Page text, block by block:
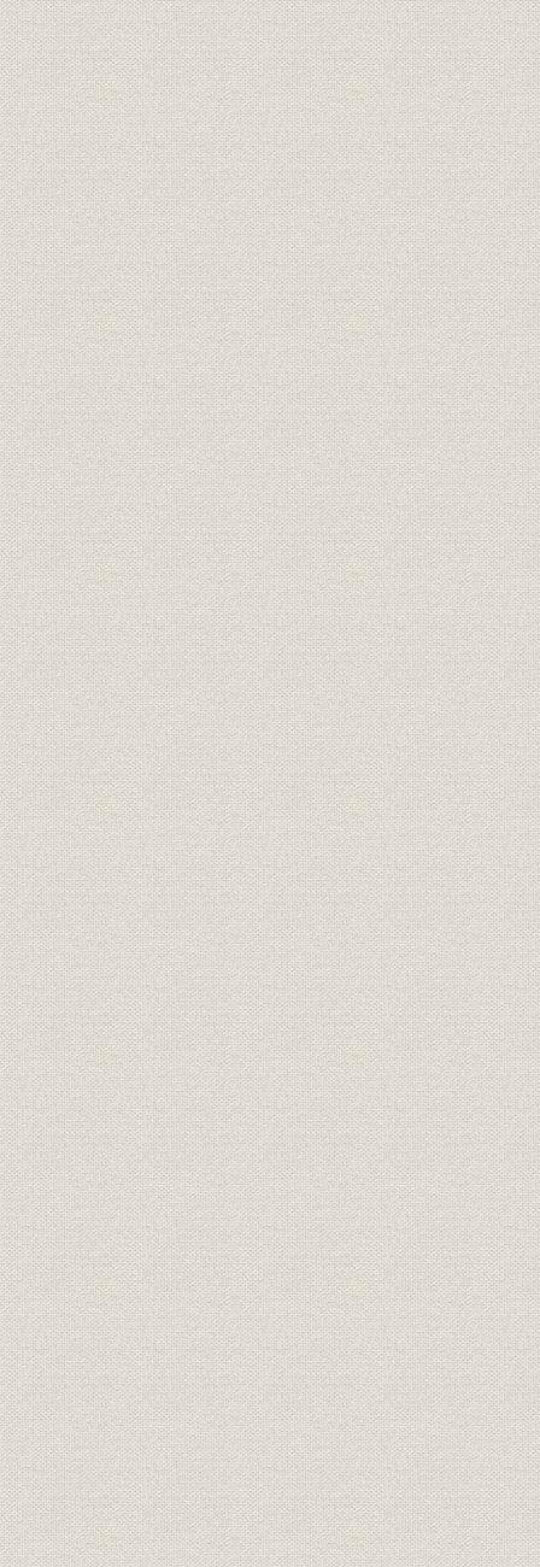
肉眼で崩壊を見た
虎ノ門本社編集局
ニューヨーク11日
速報順調
2機目突入
血の気が引いた
ツキも変わる
ニューヨーク支局
ワシントン
NC
「次は多面展開だ」
海外部長宅
ロンドン
ブレア会見に誘い
編集局中央
「出番だ」
増える弁当
110階のレストラン
モスクワ
臨時役員会
コラム 生きた大震災の経験
第2章 「従軍の記録」
【アフガン戦争】(2001年10月7日~11月13日)
1. アフガンの最も長い1日(及川仁)
2. カブール陥落(原田浩司)
【イラク戦争】(2003年3月20日~5月1日)
1. 絶対報じないで(儀間朝浩)
2. 砂地獄に耐える(関根孝則)
3. キティホーク(田辺宏)
第3章 戦争取材の課題
第1節 呼称の苦労